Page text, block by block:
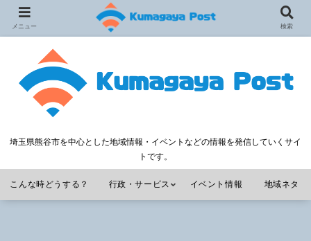
埼玉県熊谷市を中心とした地域情報・イベントなどの情報を発信していくサイ
トです。
こんな時どうする？ 行政・サービス イベント情報 地域ネタ
メニュー 検索